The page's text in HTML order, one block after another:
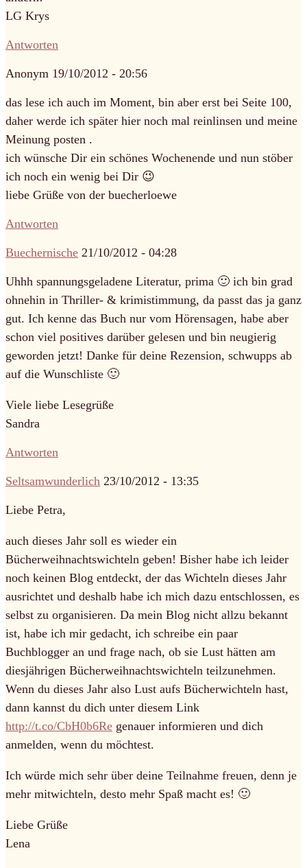
LG Krys
Antworten
Anonym 19/10/2012 - 20:56
das lese ich auch im Moment, bin aber erst bei Seite 100,
daher werde ich später hier noch mal reinlinsen und meine
Meinung posten .
ich wünsche Dir ein schönes Wochenende und nun stöber
ich noch ein wenig bei Dir 😉
liebe Grüße von der buecherloewe
Antworten
Buechernische 21/10/2012 - 04:28
Uhhh spannungsgeladene Literatur, prima 🙂 ich bin grad
ohnehin in Thriller- & krimistimmung, da passt das ja ganz
gut. Ich kenne das Buch nur vom Hörensagen, habe aber
schon viel positives darüber gelesen und bin neugierig
geworden jetzt! Danke für deine Rezension, schwupps ab
auf die Wunschliste 🙂
Viele liebe Lesegrüße
Sandra
Antworten
Seltsamwunderlich 23/10/2012 - 13:35
Liebe Petra,
auch dieses Jahr soll es wieder ein
Bücherweihnachtswichteln geben! Bisher habe ich leider
noch keinen Blog entdeckt, der das Wichteln dieses Jahr
ausrichtet und deshalb habe ich mich dazu entschlossen, es
selbst zu organisieren. Da mein Blog nicht allzu bekannt
ist, habe ich mir gedacht, ich schreibe ein paar
Buchblogger an und frage nach, ob sie Lust hätten am
diesjährigen Bücherweihnachtswichteln teilzunehmen.
Wenn du dieses Jahr also Lust aufs Bücherwichteln hast,
dann kannst du dich unter diesem Link
http://t.co/CbH0b6Re genauer informieren und dich
anmelden, wenn du möchtest.
Ich würde mich sehr über deine Teilnahme freuen, denn je
mehr mitwichteln, desto mehr Spaß macht es! 🙂
Liebe Grüße
Lena